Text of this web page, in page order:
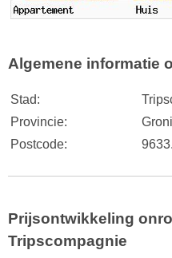
Algemene informatie
Stad:
Provincie:
Postcode:
Prijsontwikkeling
Tripscompagnie